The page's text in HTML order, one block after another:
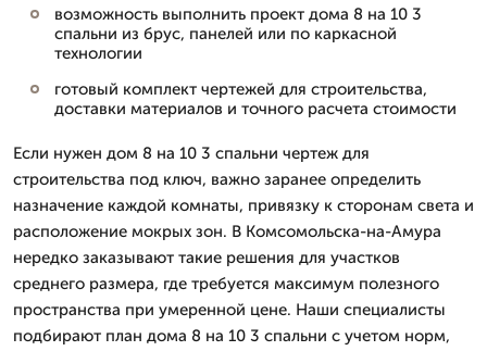
возможность выполнить проект дома 8 на 10 3
спальни из брус, панелей или по каркасной
технологии
готовый комплект чертежей для строительства,
доставки материалов и точного расчета стоимости
Если нужен дом 8 на 10 3 спальни чертеж для
строительства под ключ, важно заранее определить
назначение каждой комнаты, привязку к сторонам света и
расположение мокрых зон. В Комсомольска-на-Амура
нередко заказывают такие решения для участков
среднего размера, где требуется максимум полезного
пространства при умеренной цене. Наши специалисты
подбирают план дома 8 на 10 3 спальни с учетом норм,